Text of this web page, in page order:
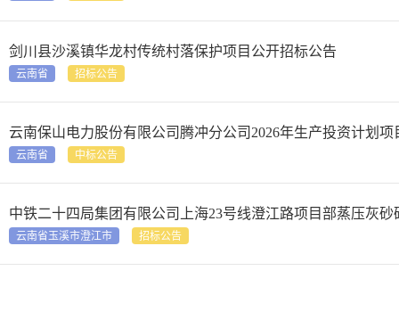
剑川县沙溪镇华龙村传统村落保护项目公开招标公告
云南省 招标公告
云南保山电力股份有限公司腾冲分公司2026年生产投资计划
云南省 中标公告
中铁二十四局集团有限公司上海23号线澄江路项目部蒸压灰
云南省玉溪市澄江市 招标公告